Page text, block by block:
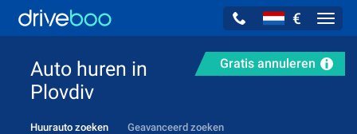
€
Gratis annuleren
Auto huren in
Plovdiv
Huurauto zoeken Geavanceerd zoeken